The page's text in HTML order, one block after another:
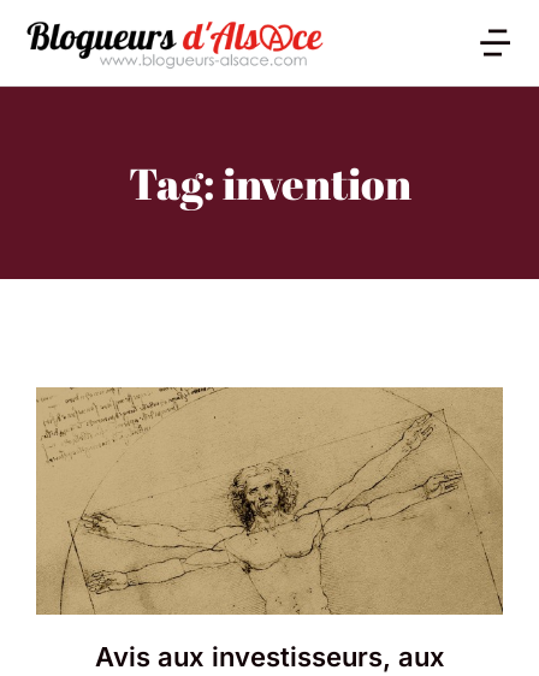
Tag: invention
Avis aux investisseurs, aux